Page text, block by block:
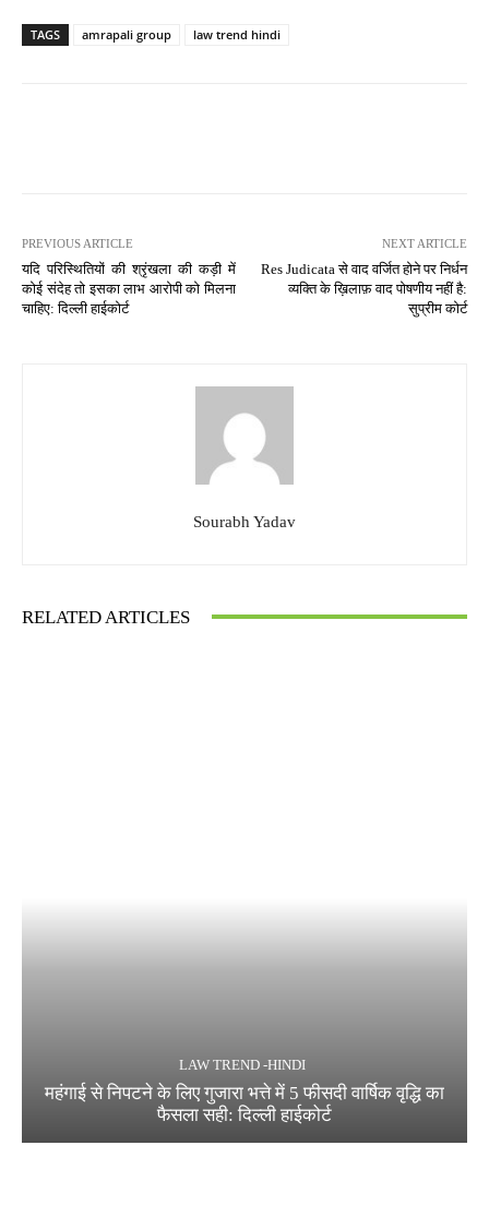
TAGS amrapali group law trend hindi
PREVIOUS ARTICLE
यदि परिस्थितियों की श्रृंखला की कड़ी में
कोई संदेह तो इसका लाभ आरोपी को मिलना
चाहिए: दिल्ली हाईकोर्ट
NEXT ARTICLE
Res Judicata से वाद वर्जित होने पर निर्धन
व्यक्ति के ख़िलाफ़ वाद पोषणीय नहीं है:
सुप्रीम कोर्ट
Sourabh Yadav
RELATED ARTICLES
LAW TREND -HINDI
महंगाई से निपटने के लिए गुजारा भत्ते में 5 फीसदी वार्षिक वृद्धि का
फैसला सही: दिल्ली हाईकोर्ट